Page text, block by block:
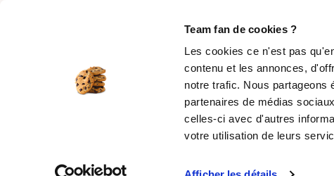
Team fan de cookies ?
Les cookies ce n'est pas
contenu et les annonces,
notre trafic. Nous partageons
partenaires de médias
celles-ci avec d'autres
votre utilisation de leurs
MOULES SILICONE USTENSILES ÉPICERIE MISE
Fouet pour i-Cook'in